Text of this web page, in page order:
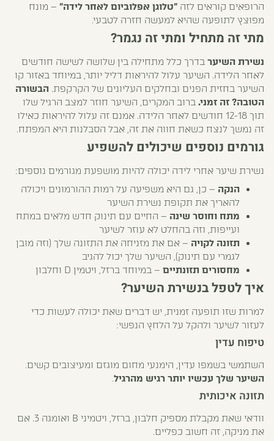
הרופאים קוראים לזה "טלוגן אפלוביום לאחר לידה" – מונח
מפוצץ לתופעה שהיא למעשה חזרה לטבעי.
מתי זה מתחיל ומתי זה נגמר?
נשירת השיער בדרך כלל מתחילה בין שלושה לשישה חודשים
לאחר הלידה. השיער עלול להיראות דליל יותר, במיוחד באזור קו
השיער בחזית הפנים ובחלקים העליונים של הקרקפת. הבשורה
הטובה? זה זמני. ברוב המקרים, השיער חוזר למצב הרגיל שלו
תוך 12-18 חודשים לאחר הלידה. אמנם זה עלול להיראות כאילו
זה נמשך לנצח כשאת חווה את זה, אבל הסבלנות היא המפתח.
גורמים נוספים שיכולים להשפיע
נשירת שיער אחרי לידה יכולה להיות מושפעת מגורמים נוספים:
הנקה – כן, גם היא משפיעה על רמות ההורמונים ויכולה
להאריך את תקופת נשירת השיער
מתח וחוסר שינה – החיים עם תינוק חדש מלאים במתח
ועייפות, וזה בהחלט לא עוזר לשיער
תזונה לקויה – אם את מזניחה את התזונה שלך (וזה מובן
לגמרי עם תינוק), השיער שלך יכול להגיב
מחסורים תזונתיים – במיוחד ברזל, ויטמין D וחלבון
איך לטפל בנשירת השיער?
למרות שזו תופעה זמנית, יש דברים שאת יכולה לעשות כדי
לעזור לשיער ולהקל על הלחץ הנפשי:
טיפוח עדין
השתמשי בשמפו עדין, הימנעי מחום מוגזם ומעיצובים קשים.
השיער שלך עכשיו יותר רגיש מהרגיל.
תזונה איכותית
וודאי שאת מקבלת מספיק חלבון, ברזל, ויטמיני B ואומגה 3. אם
את מניקה, זה חשוב כפליים.